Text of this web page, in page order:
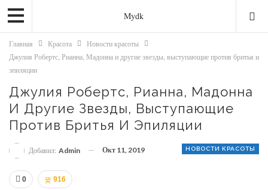
Mydk
Главная Красота
Новости красоты
Джулия Робертс, Рианна, Мадонна и другие звезды, выступающие против бритья и
эпиляции
Джулия Робертс, Рианна, Мадонна
И Другие Звезды, Выступающие
Против Бритья И Эпиляции
НОВОСТИ КРАСОТЫ
Добавил: Admin Окт 11, 2019
0 916